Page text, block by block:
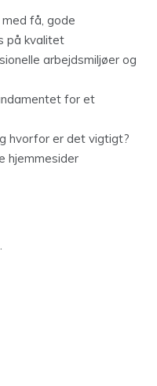
få, gode
på kvalitet
arbejdsmiljøer og
for et
hvorfor er det vigtigt?
hjemmesider